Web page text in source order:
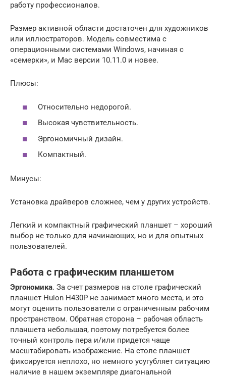
работу профессионалов.
Размер активной области достаточен для художников
или иллюстраторов. Модель совместима с
операционными системами Windows, начиная с
«семерки», и Mac версии 10.11.0 и новее.
Плюсы:
Относительно недорогой.
Высокая чувствительность.
Эргономичный дизайн.
Компактный.
Минусы:
Установка драйверов сложнее, чем у других устройств.
Легкий и компактный графический планшет – хороший
выбор не только для начинающих, но и для опытных
пользователей.
Работа с графическим планшетом
Эргономика. За счет размеров на столе графический
планшет Huion H430P не занимает много места, и это
могут оценить пользователи с ограниченным рабочим
пространством. Обратная сторона – рабочая область
планшета небольшая, поэтому потребуется более
точный контроль пера и/или придется чаще
масштабировать изображение. На столе планшет
фиксируется неплохо, но немного усугубляет ситуацию
наличие в нашем экземпляре диагональной